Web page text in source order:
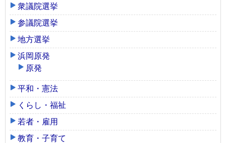
衆議院選挙
参議院選挙
地方選挙
浜岡原発
原発
平和・憲法
くらし・福祉
若者・雇用
教育・子育て